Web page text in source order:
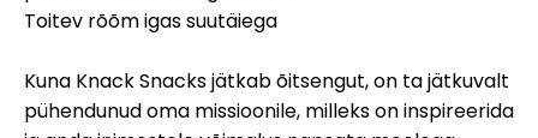
Toitev rõõm igas suutäiega
Kuna Knack Snacks jätkab õitsengut, on ta jätkuvalt
pühendunud oma missioonile, milleks on inspireerida